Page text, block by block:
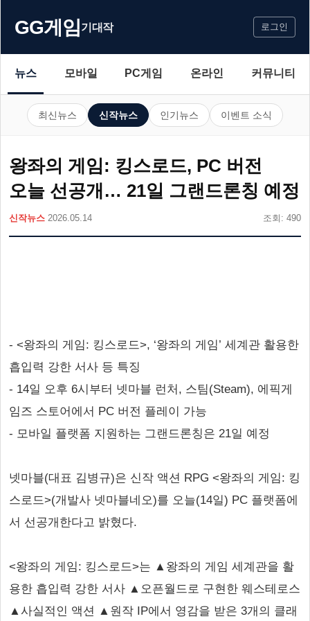
GG게임기대작 로그인
뉴스 모바일 PC게임 온라인 커뮤니티
최신뉴스 신작뉴스 인기뉴스 이벤트 소식
왕좌의 게임: 킹스로드, PC 버전
오늘 선공개… 21일 그랜드론칭 예정
신작뉴스 2026.05.14 조회: 490
- <왕좌의 게임: 킹스로드>, ‘왕좌의 게임’ 세계관 활용한
흡입력 강한 서사 등 특징
- 14일 오후 6시부터 넷마블 런처, 스팀(Steam), 에픽게
임즈 스토어에서 PC 버전 플레이 가능
- 모바일 플랫폼 지원하는 그랜드론칭은 21일 예정
넷마블(대표 김병규)은 신작 액션 RPG <왕좌의 게임: 킹
스로드>(개발사 넷마블네오)를 오늘(14일) PC 플랫폼에
서 선공개한다고 밝혔다.
<왕좌의 게임: 킹스로드>는 ▲왕좌의 게임 세계관을 활
용한 흡입력 강한 서사 ▲오픈월드로 구현한 웨스테로스
▲사실적인 액션 ▲원작 IP에서 영감을 받은 3개의 클래